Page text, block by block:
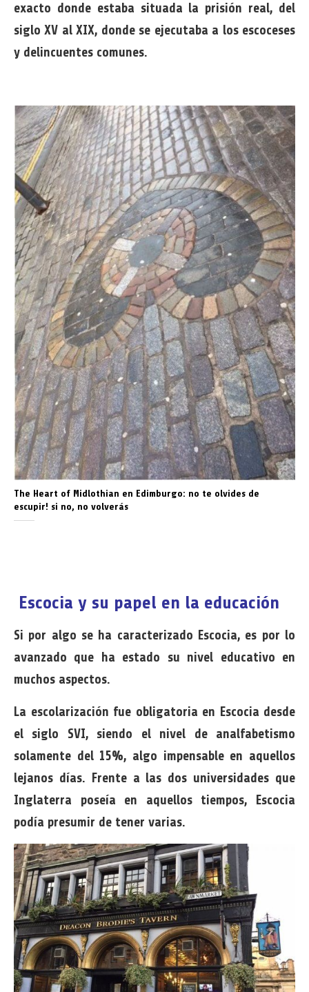
exacto donde estaba situada la prisión real, del
siglo XV al XIX, donde se ejecutaba a los escoceses
y delincuentes comunes.
The Heart of Midlothian en Edimburgo: no te olvides de
escupir! si no, no volverás
Escocia y su papel en la educación
Si por algo se ha caracterizado Escocia, es por lo
avanzado que ha estado su nivel educativo en
muchos aspectos.
La escolarización fue obligatoria en Escocia desde
el siglo SVI, siendo el nivel de analfabetismo
solamente del 15%, algo impensable en aquellos
lejanos días. Frente a las dos universidades que
Inglaterra poseía en aquellos tiempos, Escocia
podía presumir de tener varias.